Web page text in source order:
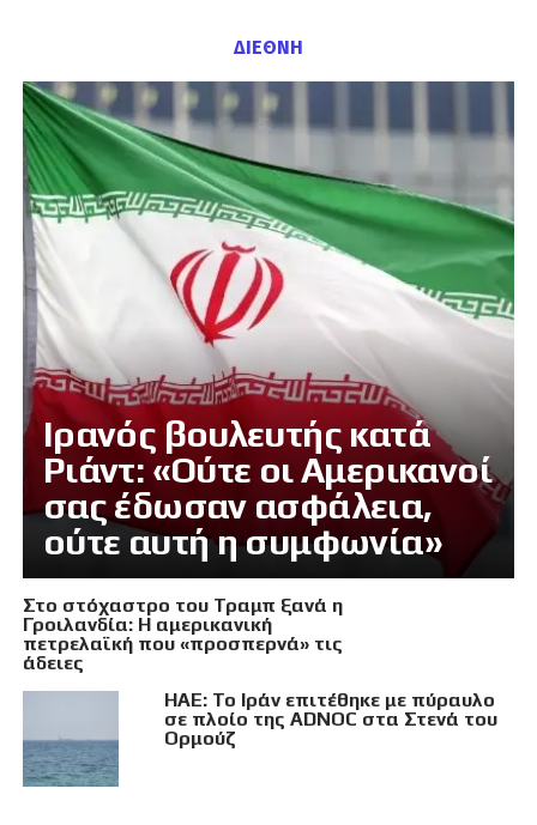
ΔΙΕΘΝΗ
Ιρανός βουλευτής κατά
Ριάντ: «Ούτε οι Αμερικανοί
σας έδωσαν ασφάλεια,
ούτε αυτή η συμφωνία»
Στο στόχαστρο του Τραμπ ξανά η
Γροιλανδία: Η αμερικανική
πετρελαϊκή που «προσπερνά» τις
άδειες
ΗΑΕ: Το Ιράν επιτέθηκε με πύραυλο
σε πλοίο της ADNOC στα Στενά του
Ορμούζ